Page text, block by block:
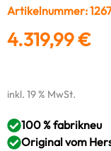
Artikelnummer:
4.319,99€
inkl. 19 % MwSt.
100 % fabrikneu
Original vom